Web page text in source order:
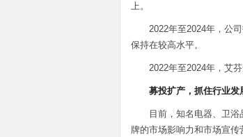
上。
2022年至2024年，公
保持在较高水平。
2022年至2024年，艾
募投扩产，抓住行业发
目前，知名电器、卫
牌的市场影响力和市场宣